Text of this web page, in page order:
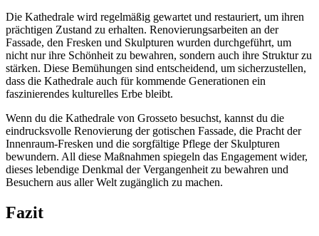
Die Kathedrale wird regelmäßig gewartet und restauriert, um ihren
prächtigen Zustand zu erhalten. Renovierungsarbeiten an der
Fassade, den Fresken und Skulpturen wurden durchgeführt, um
nicht nur ihre Schönheit zu bewahren, sondern auch ihre Struktur zu
stärken. Diese Bemühungen sind entscheidend, um sicherzustellen,
dass die Kathedrale auch für kommende Generationen ein
faszinierendes kulturelles Erbe bleibt.
Wenn du die Kathedrale von Grosseto besuchst, kannst du die
eindrucksvolle Renovierung der gotischen Fassade, die Pracht der
Innenraum-Fresken und die sorgfältige Pflege der Skulpturen
bewundern. All diese Maßnahmen spiegeln das Engagement wider,
dieses lebendige Denkmal der Vergangenheit zu bewahren und
Besuchern aus aller Welt zugänglich zu machen.
Fazit